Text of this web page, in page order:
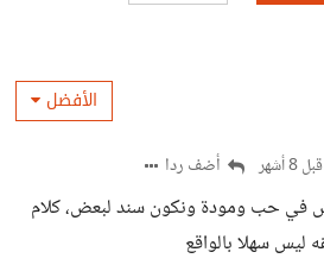
الأفضل
قبل 8 أشهر أضف ردا
في حب ومودة ونكون سند لبعض، كلام
ليس سهلا بالواقع